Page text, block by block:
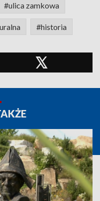
#ulica zamkowa
#historia